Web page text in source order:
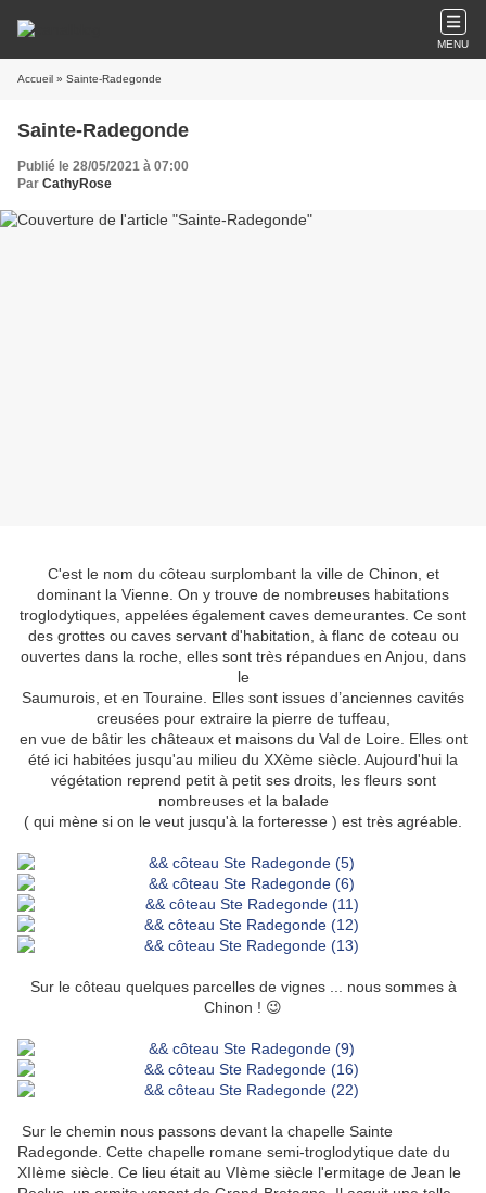
MENU
Accueil » Sainte-Radegonde
Sainte-Radegonde
Publié le 28/05/2021 à 07:00
Par CathyRose
C'est le nom du côteau surplombant la ville de Chinon, et
dominant la Vienne. On y trouve de nombreuses habitations
troglodytiques, appelées également caves demeurantes. Ce sont
des grottes ou caves servant d'habitation, à flanc de coteau ou
ouvertes dans la roche, elles sont très répandues en Anjou, dans
le
Saumurois, et en Touraine. Elles sont issues d’anciennes cavités
creusées pour extraire la pierre de tuffeau,
en vue de bâtir les châteaux et maisons du Val de Loire. Elles ont
été ici habitées jusqu'au milieu du XXème siècle. Aujourd'hui la
végétation reprend petit à petit ses droits, les fleurs sont
nombreuses et la balade
( qui mène si on le veut jusqu'à la forteresse ) est très agréable.
Sur le côteau quelques parcelles de vignes ... nous sommes à
Chinon ! 😉
Sur le chemin nous passons devant la chapelle Sainte
Radegonde. Cette chapelle romane semi-troglodytique date du
XIIème siècle. Ce lieu était au VIème siècle l'ermitage de Jean le